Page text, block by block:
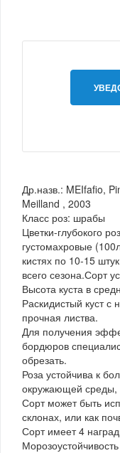
Др.назв.: MEIfafio,
Meilland , 2003
Класс роз: шрабы
Цветки-глубокого
густомахровые
кистях по 10-15
всего сезона.Сорт
Высота куста в
Раскидистый куст
прочная листва.
Для получения
бордюров
обрезать.
Роза устойчива к
окружающей среды,
Сорт может быть
склонах, или как
Сорт имеет 4